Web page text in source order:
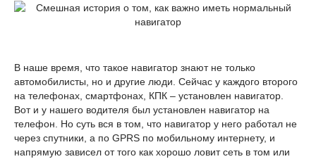
В наше время, что такое навигатор знают не только
автомобилисты, но и другие люди. Сейчас у каждого второго
на телефонах, смартфонах, КПК – установлен навигатор.
Вот и у нашего водителя был установлен навигатор на
телефон. Но суть вся в том, что навигатор у него работал не
через спутники, а по GPRS по мобильному интернету, и
напрямую зависел от того как хорошо ловит сеть в том или